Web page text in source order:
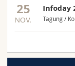
25
NOV.
Infoday
Tagung /